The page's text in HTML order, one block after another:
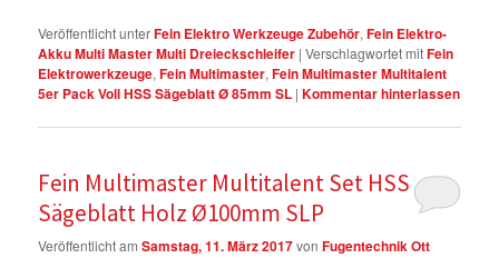
Veröffentlicht unterFein Elektro Werkzeuge Zubehör,Fein Elektro-
Akku Multi Master Multi Dreieckschleifer |Verschlagwortet mitFein
Elektrowerkzeuge,Fein Multimaster,Fein Multimaster Multitalent
5er Pack Voll HSS Sägeblatt Ø 85mm SL |Kommentar hinterlassen
Fein Multimaster Multitalent Set HSS
Sägeblatt Holz Ø100mm SLP
Veröffentlicht amSamstag, 11. März 2017vonFugentechnik Ott